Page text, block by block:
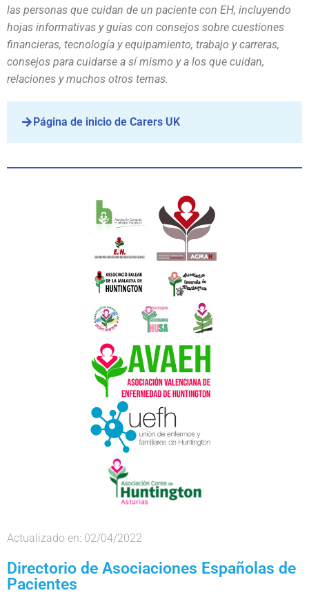
las personas que cuidan de un paciente con EH, incluyendo
hojas informativas y guías con consejos sobre cuestiones
financieras, tecnología y equipamiento, trabajo y carreras,
consejos para cuidarse a sí mismo y a los que cuidan,
relaciones y muchos otros temas.
Página de inicio de Carers UK
Actualizado en: 02/04/2022
Directorio de Asociaciones Españolas de
Pacientes